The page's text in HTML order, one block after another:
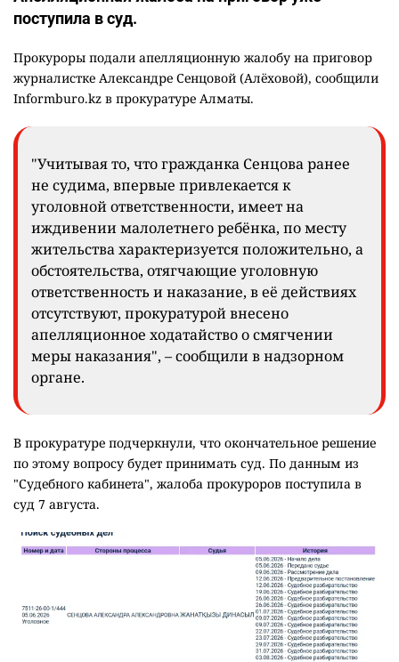
поступила в суд.
Прокуроры подали апелляционную жалобу на приговор
журналистке Александре Сенцовой (Алёховой), сообщили
Informburo.kz в прокуратуре Алматы.
"Учитывая то, что гражданка Сенцова ранее
не судима, впервые привлекается к
уголовной ответственности, имеет на
иждивении малолетнего ребёнка, по месту
жительства характеризуется положительно, а
обстоятельства, отягчающие уголовную
ответственность и наказание, в её действиях
отсутствуют, прокуратурой внесено
апелляционное ходатайство о смягчении
меры наказания", – сообщили в надзорном
органе.
В прокуратуре подчеркнули, что окончательное решение
по этому вопросу будет принимать суд. По данным из
"Судебного кабинета", жалоба прокуроров поступила в
суд 7 августа.